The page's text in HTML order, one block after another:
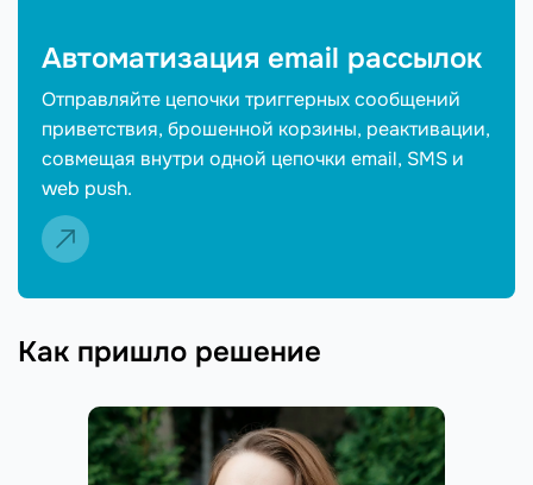
Автоматизация email рассылок
Отправляйте цепочки триггерных сообщений
приветствия, брошенной корзины, реактивации,
совмещая внутри одной цепочки email, SMS и
web push.
Как пришло решение